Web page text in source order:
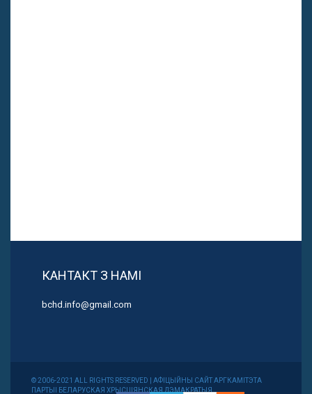
КАНТАКТ З НАМІ
bchd.info@gmail.com
© 2006-2021 ALL RIGHTS RESERVED | АФІЦЫЙНЫ САЙТ АРГКАМІТЭТА
ПАРТЫІ БЕЛАРУСКАЯ ХРЫСЦІЯНСКАЯ ДЭМАКРАТЫЯ